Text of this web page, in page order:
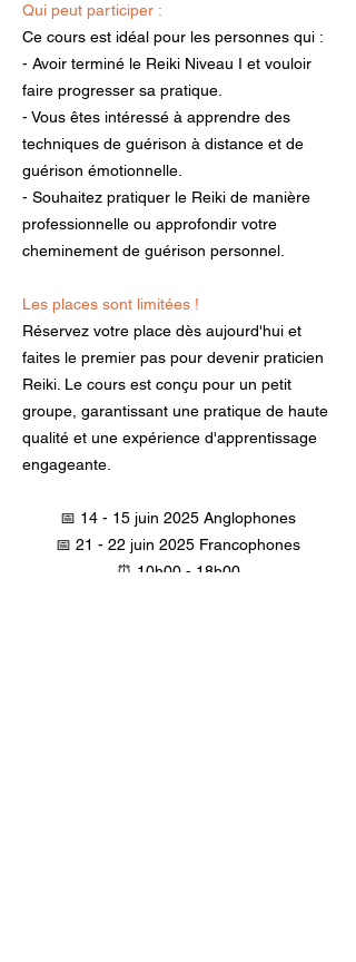
Qui peut participer :
Ce cours est idéal pour les personnes qui :
- Avoir terminé le Reiki Niveau I et vouloir
faire progresser sa pratique.
- Vous êtes intéressé à apprendre des
techniques de guérison à distance et de
guérison émotionnelle.
- Souhaitez pratiquer le Reiki de manière
professionnelle ou approfondir votre
cheminement de guérison personnel.
Les places sont limitées !
Réservez votre place dès aujourd'hui et
faites le premier pas pour devenir praticien
Reiki. Le cours est conçu pour un petit
groupe, garantissant une pratique de haute
qualité et une expérience d'apprentissage
engageante.
📅 14 - 15 juin 2025 Anglophones
📅 21 - 22 juin 2025 Francophones
⏰ 10h00 - 18h00